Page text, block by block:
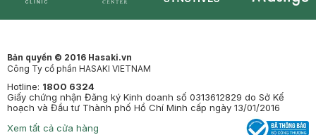
Bản quyền © 2016 Hasaki.vn
Công Ty cổ phần HASAKI VIETNAM
Hotline: 1800 6324
Giấy chứng nhận Đăng ký Kinh doanh số 0313612829 do Sở Kế
hoạch và Đầu tư Thành phố Hồ Chí Minh cấp ngày 13/01/2016
Xem tất cả cửa hàng